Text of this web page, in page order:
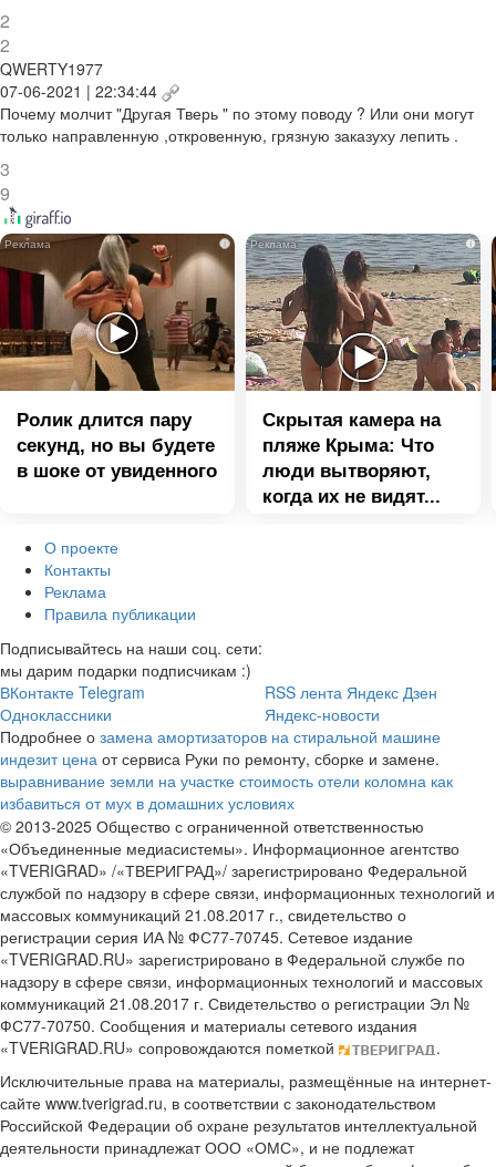
2
2
QWERTY1977
07-06-2021 | 22:34:44
Почему молчит "Другая Тверь " по этому поводу ? Или они могут
только направленную ,откровенную, грязную заказуху лепить .
3
9
i
Ролик длится пару
секунд, но вы будете
в шоке от увиденного
i
Скрытая камера на
пляже Крыма: Что
люди вытворяют,
когда их не видят...
О проекте
Контакты
Реклама
Правила публикации
Подписывайтесь на наши соц. сети:
мы дарим подарки подписчикам :)
ВКонтакте Telegram
Одноклассники
RSS лента Яндекс Дзен
Яндекс-новости
Подробнее о замена амортизаторов на стиральной машине
индезит цена от сервиса Руки по ремонту, сборке и замене.
выравнивание земли на участке стоимость отели коломна как
избавиться от мух в домашних условиях
© 2013-2025 Общество с ограниченной ответственностью
«Объединенные медиасистемы». Информационное агентство
«TVERIGRAD» /«ТВЕРИГРАД»/ зарегистрировано Федеральной
службой по надзору в сфере связи, информационных технологий и
массовых коммуникаций 21.08.2017 г., свидетельство о
регистрации серия ИА № ФС77-70745. Сетевое издание
«TVERIGRAD.RU» зарегистрировано в Федеральной службе по
надзору в сфере связи, информационных технологий и массовых
коммуникаций 21.08.2017 г. Свидетельство о регистрации Эл №
ФС77-70750. Сообщения и материалы сетевого издания
«TVERIGRAD.RU» сопровождаются пометкой
.
Исключительные права на материалы, размещённые на интернет-
сайте www.tverigrad.ru, в соответствии с законодательством
Российской Федерации об охране результатов интеллектуальной
деятельности принадлежат ООО «ОМС», и не подлежат